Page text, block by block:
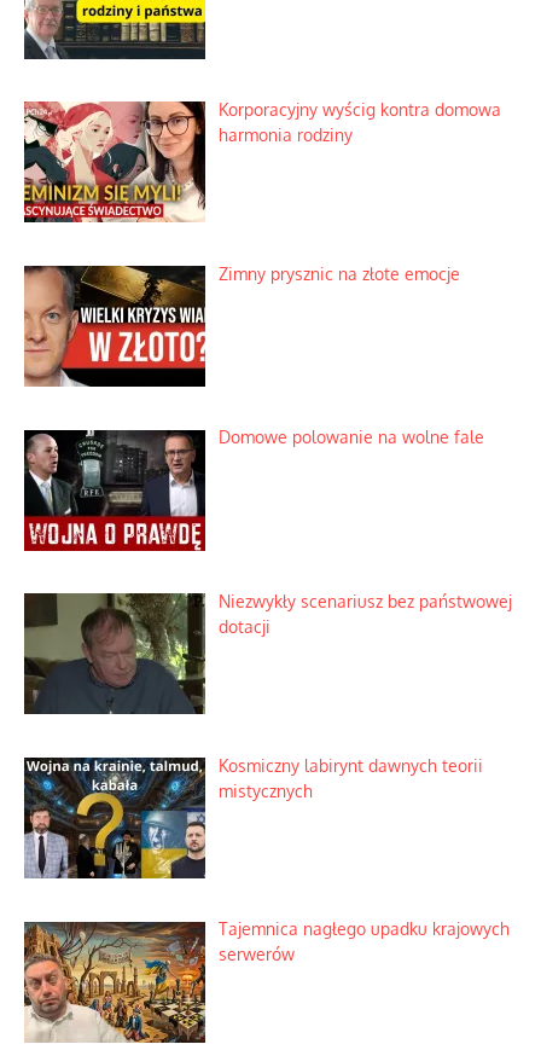
Korporacyjny wyścig kontra domowa
harmonia rodziny
Zimny prysznic na złote emocje
Domowe polowanie na wolne fale
Niezwykły scenariusz bez państwowej
dotacji
Kosmiczny labirynt dawnych teorii
mistycznych
Tajemnica nagłego upadku krajowych
serwerów